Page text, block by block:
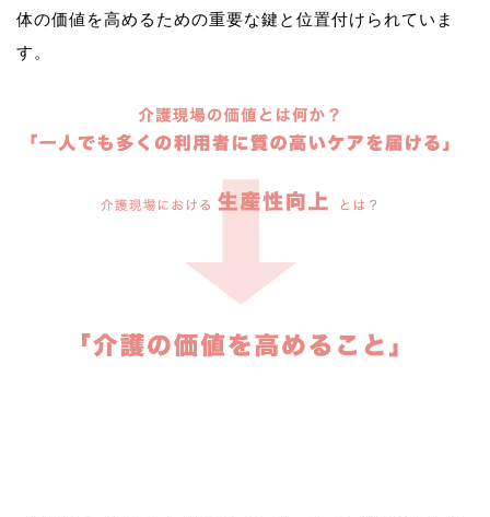
体の価値を高めるための重要な鍵と位置付けられていま